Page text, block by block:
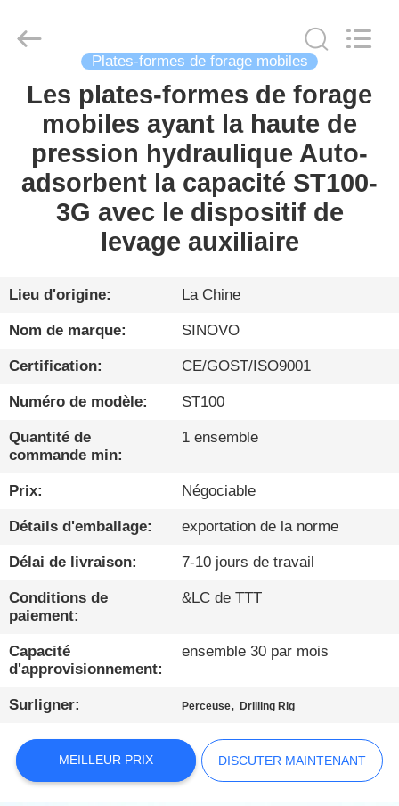
MAISON
PRODUITS
AU
SUJET
NOUS
VISITE
D'USINE
CONTRÔLE
DE
NOUS
DISCUTER
MAINTENANT
Sinovo
Heavy
Reserved.
Plates-formes de forage mobiles
Les plates-formes de forage
mobiles ayant la haute de
pression hydraulique Auto-
adsorbent la capacité ST100-
3G avec le dispositif de
levage auxiliaire
Lieu d'origine: La Chine
Nom de marque: SINOVO
Certification: CE/GOST/ISO9001
Numéro de modèle: ST100
Quantité de
commande min:
1 ensemble
Prix: Négociable
Détails d'emballage: exportation de la norme
Délai de livraison: 7-10 jours de travail
Conditions de
paiement:
&LC de TTT
Capacité
d'approvisionnement:
ensemble 30 par mois
Surligner: Perceuse,Drilling Rig
MEILLEUR PRIX DISCUTER MAINTENANT